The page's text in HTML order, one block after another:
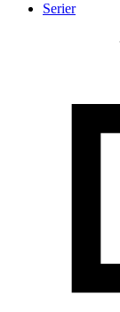
Serier